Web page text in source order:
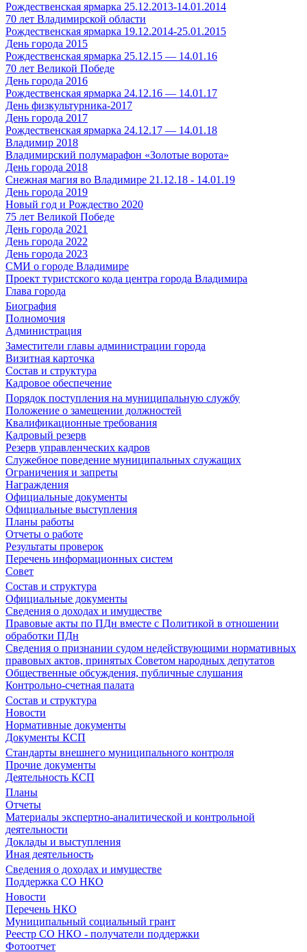
Рождественская ярмарка 25.12.2013-14.01.2014
70 лет Владимирской области
Рождественская ярмарка 19.12.2014-25.01.2015
День города 2015
Рождественская ярмарка 25.12.15 — 14.01.16
70 лет Великой Победе
День города 2016
Рождественская ярмарка 24.12.16 — 14.01.17
День физкультурника-2017
День города 2017
Рождественская ярмарка 24.12.17 — 14.01.18
Владимир 2018
Владимирский полумарафон «Золотые ворота»
День города 2018
Снежная магия во Владимире 21.12.18 - 14.01.19
День города 2019
Новый год и Рождество 2020
75 лет Великой Победе
День города 2021
День города 2022
День города 2023
СМИ о городе Владимире
Проект туристского кода центра города Владимира
Глава города
Биография
Полномочия
Администрация
Заместители главы администрации города
Визитная карточка
Состав и структура
Кадровое обеспечение
Порядок поступления на муниципальную службу
Положение о замещении должностей
Квалификационные требования
Кадровый резерв
Резерв управленческих кадров
Служебное поведение муниципальных служащих
Ограничения и запреты
Награждения
Официальные документы
Официальные выступления
Планы работы
Отчеты о работе
Результаты проверок
Перечень информационных систем
Совет
Состав и структура
Официальные документы
Сведения о доходах и имуществе
Правовые акты по ПДн вместе с Политикой в отношении
обработки ПДн
Сведения о признании судом недействующими нормативных
правовых актов, принятых Советом народных депутатов
Общественные обсуждения, публичные слушания
Контрольно-счетная палата
Состав и структура
Новости
Нормативные документы
Документы КСП
Стандарты внешнего муниципального контроля
Прочие документы
Деятельность КСП
Планы
Отчеты
Материалы экспертно-аналитической и контрольной
деятельности
Доклады и выступления
Иная деятельность
Сведения о доходах и имуществе
Поддержка СО НКО
Новости
Перечень НКО
Муниципальный социальный грант
Реестр СО НКО - получатели поддержки
Фотоотчет